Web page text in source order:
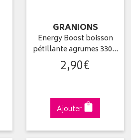
GRANIONS
Energy Boost boisson
pétillante agrumes 330…
2,90€
Ajouter